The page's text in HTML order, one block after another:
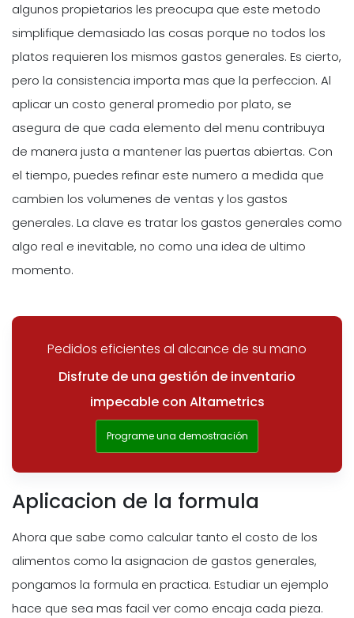
algunos propietarios les preocupa que este metodo
simplifique demasiado las cosas porque no todos los
platos requieren los mismos gastos generales. Es cierto,
pero la consistencia importa mas que la perfeccion. Al
aplicar un costo general promedio por plato, se
asegura de que cada elemento del menu contribuya
de manera justa a mantener las puertas abiertas. Con
el tiempo, puedes refinar este numero a medida que
cambien los volumenes de ventas y los gastos
generales. La clave es tratar los gastos generales como
algo real e inevitable, no como una idea de ultimo
momento.
Pedidos eficientes al alcance de su mano
Disfrute de una gestión de inventario
impecable con Altametrics
Programe una demostración
Aplicacion de la formula
Ahora que sabe como calcular tanto el costo de los
alimentos como la asignacion de gastos generales,
pongamos la formula en practica. Estudiar un ejemplo
hace que sea mas facil ver como encaja cada pieza.